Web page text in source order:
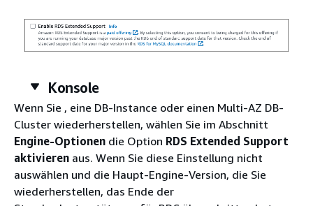
Konsole
Wenn Sie , eine DB-Instance oder einen Multi-AZ DB-
Cluster wiederherstellen, wählen Sie im Abschnitt
Engine-Optionen die Option RDS Extended Support
aktivieren aus. Wenn Sie diese Einstellung nicht
auswählen und die Haupt-Engine-Version, die Sie
wiederherstellen, das Ende der